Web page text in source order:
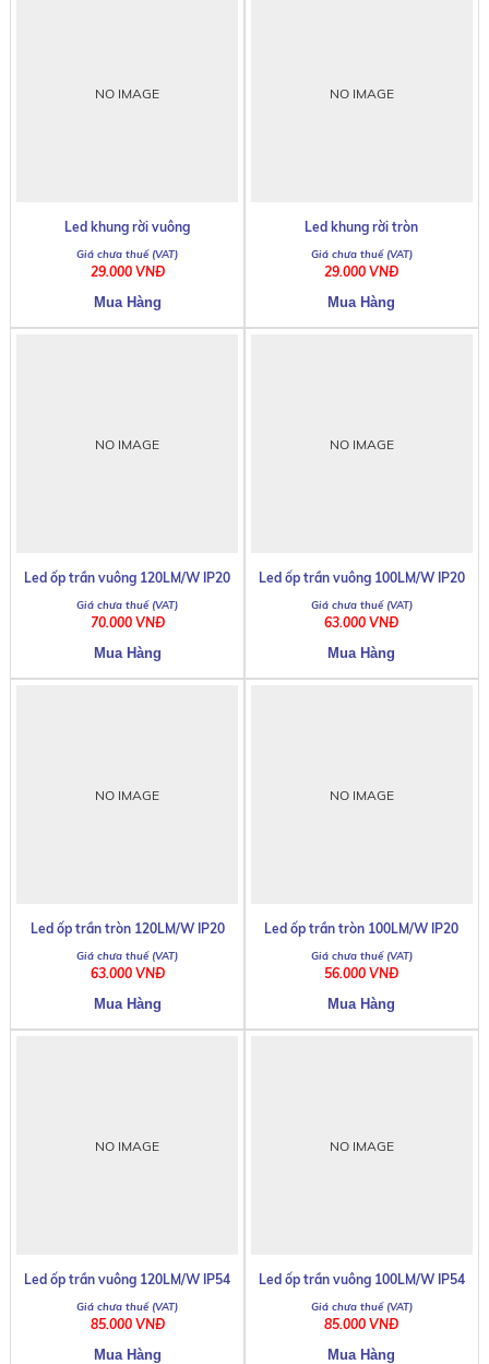
NO IMAGE
Led khung rời vuông
29.000 VNĐ
NO IMAGE
Led khung rời tròn
29.000 VNĐ
NO IMAGE
Led ốp trần vuông 120LM/W IP20
70.000 VNĐ
NO IMAGE
Led ốp trần vuông 100LM/W IP20
63.000 VNĐ
NO IMAGE
Led ốp trần tròn 120LM/W IP20
63.000 VNĐ
NO IMAGE
Led ốp trần tròn 100LM/W IP20
56.000 VNĐ
NO IMAGE
Led ốp trần vuông 120LM/W IP54
85.000 VNĐ
NO IMAGE
Led ốp trần vuông 100LM/W IP54
85.000 VNĐ